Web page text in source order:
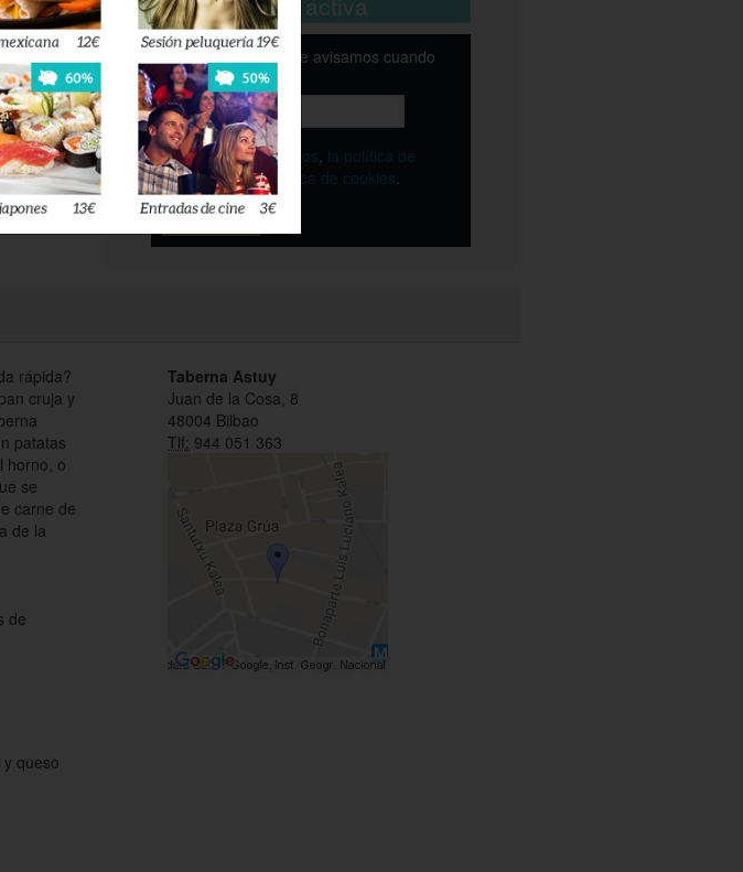
Déjanos tu email y te avisamos cuando
esté disponible
Acepto lostérminos, la política de
privacidadyla política de cookies.
rápida?
cruja y
patatas
horno, o
se
carne de
de la
de
queso
Taberna Astuy
Juan de la Cosa, 8
48004 Bilbao
Tlf: 944 051 363